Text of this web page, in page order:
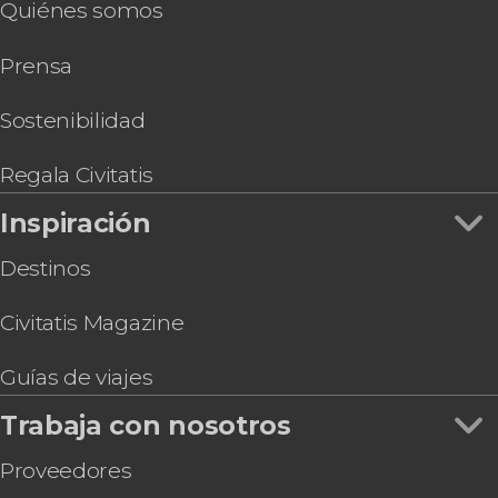
Quiénes somos
Prensa
Sostenibilidad
Regala Civitatis
Inspiración
Destinos
Civitatis Magazine
Guías de viajes
Trabaja con nosotros
Proveedores